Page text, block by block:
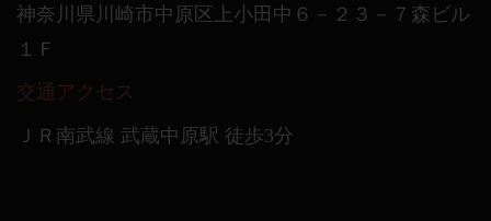
神奈川県川崎市中原区上小田中６－２３－７森ビル
１Ｆ
交通アクセス
ＪＲ南武線 武蔵中原駅 徒歩3分